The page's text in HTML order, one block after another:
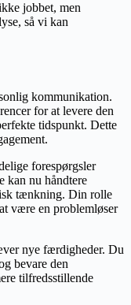
jobbet, men
så vi kan
kommunikation.
for at levere den
tidspunkt. Dette
forespørgsler
kan nu håndtere
tænkning. Din rolle
være en problemløser
nye færdigheder. Du
bevare den
tilfredsstillende